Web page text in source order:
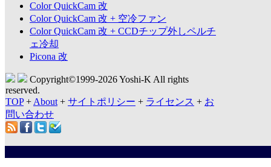
Color QuickCam 改
Color QuickCam 改 + 空冷ファン
Color QuickCam 改 + CCDチップ外しペルチ
ェ冷却
Picona 改
Copyright©1999-2026 Yoshi-K All rights
reserved.
TOP+ About + サイトポリシー + ライセンス + お
問い合わせ